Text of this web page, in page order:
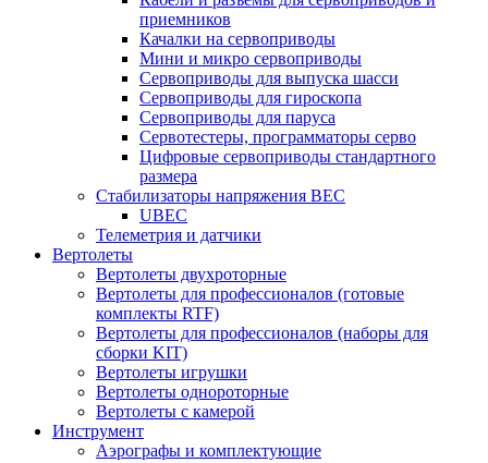
приемников
Качалки на сервоприводы
Мини и микро сервоприводы
Сервоприводы для выпуска шасси
Сервоприводы для гироскопа
Сервоприводы для паруса
Сервотестеры, программаторы серво
Цифровые сервоприводы стандартного
размера
Стабилизаторы напряжения BEC
UBEC
Телеметрия и датчики
Вертолеты
Вертолеты двухроторные
Вертолеты для профессионалов (готовые
комплекты RTF)
Вертолеты для профессионалов (наборы для
сборки KIT)
Вертолеты игрушки
Вертолеты однороторные
Вертолеты с камерой
Инструмент
Аэрографы и комплектующие